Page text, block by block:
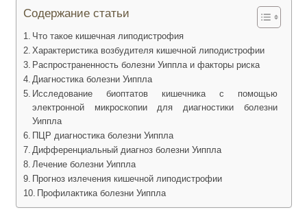
Содержание статьи
Что такое кишечная липодистрофия
Характеристика возбудителя кишечной липодистрофии
Распространенность болезни Уиппла и факторы риска
Диагностика болезни Уиппла
Исследование биоптатов кишечника с помощью
электронной микроскопии для диагностики болезни
Уиппла
ПЦР диагностика болезни Уиппла
Дифференциальный диагноз болезни Уиппла
Лечение болезни Уиппла
Прогноз излечения кишечной липодистрофии
Профилактика болезни Уиппла